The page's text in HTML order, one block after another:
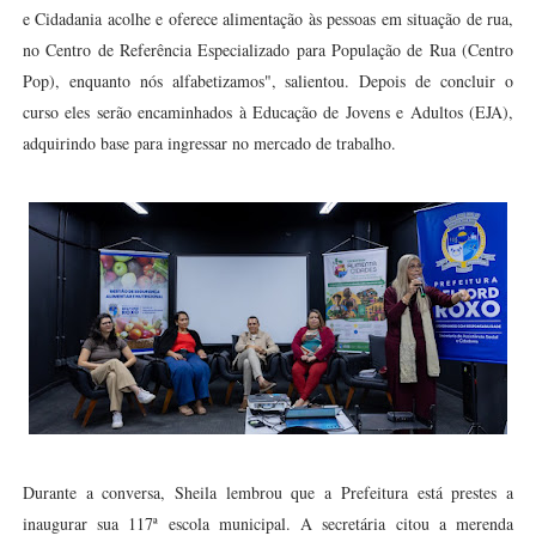
e Cidadania acolhe e oferece alimentação às pessoas em situação de rua,
no Centro de Referência Especializado para População de Rua (Centro
Pop), enquanto nós alfabetizamos", salientou. Depois de concluir o
curso eles serão encaminhados à Educação de Jovens e Adultos (EJA),
adquirindo base para ingressar no mercado de trabalho.
Durante a conversa, Sheila lembrou que a Prefeitura está prestes a
inaugurar sua 117ª escola municipal. A secretária citou a merenda